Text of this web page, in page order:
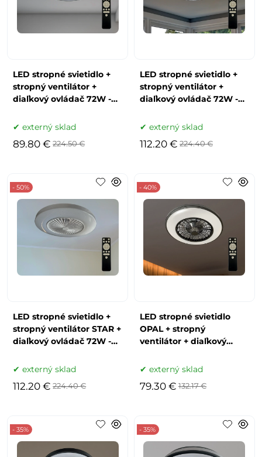
LED stropné svietidlo +
stropný ventilátor +
diaľkový ovládač 72W -
externý sklad
89.80 € 224.50 €
LED stropné svietidlo +
stropný ventilátor +
diaľkový ovládač 72W -
externý sklad
112.20 € 224.40 €
LED stropné svietidlo +
stropný ventilátor STAR +
diaľkový ovládač 72W -
- 50%
externý sklad
112.20 € 224.40 €
LED stropné svietidlo
OPAL + stropný
ventilátor + diaľkový
- 40%
externý sklad
79.30 € 132.17 €
- 35% - 35%